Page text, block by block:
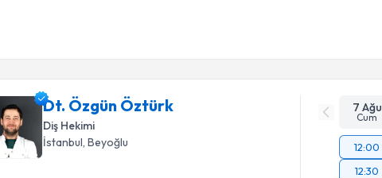
Dt. Özgün Öztürk
Diş Hekimi
İstanbul, Beyoğlu
7 Ağu
Cum
12:00
12:30